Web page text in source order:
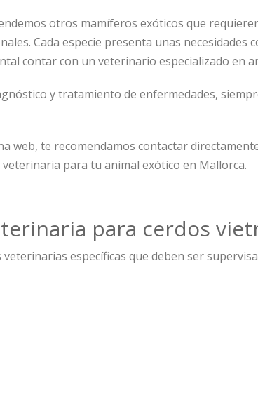
otros mamíferos exóticos que
Cada especie presenta unas necesidades
contar con un veterinario especializado en
y tratamiento de enfermedades,
web, te recomendamos contactar
para tu animal exótico en Mallorca.
para cerdos
específicas que deben ser